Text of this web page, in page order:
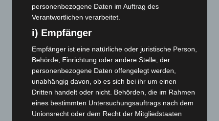
März 2025(111)
Januar 2025(88)
Dezember 2024 (89)
November 2024(94)
Oktober 2024(93)
September 2024(112)
August 2024(107)
personenbezogene Daten im Auftrag des
Verantwortlichen verarbeitet.
i) Empfänger
Empfänger ist eine natürliche oder juristische Person,
Behörde, Einrichtung oder andere Stelle, der
personenbezogene Daten offengelegt werden,
unabhängig davon, ob es sich bei ihr um einen
Dritten handelt oder nicht. Behörden, die im Rahmen
eines bestimmten Untersuchungsauftrags nach dem
Unionsrecht oder dem Recht der Mitgliedstaaten